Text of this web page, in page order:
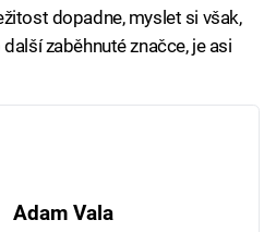
dopadne, myslet si však,
zaběhnuté značce, je asi
Adam Vala